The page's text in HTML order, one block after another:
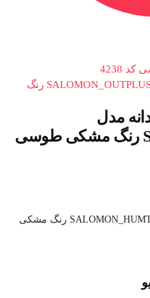
کفش و کتانی اسپرت مردانه مدل SALOMON_OUTPLUSE رنگ
مدل
SALOMON_HUMTTO رنگ مشکی طوسی
کفش و کتانی اسپرت مردانه مدل SALOMON_HUMTTO رنگ مشکی